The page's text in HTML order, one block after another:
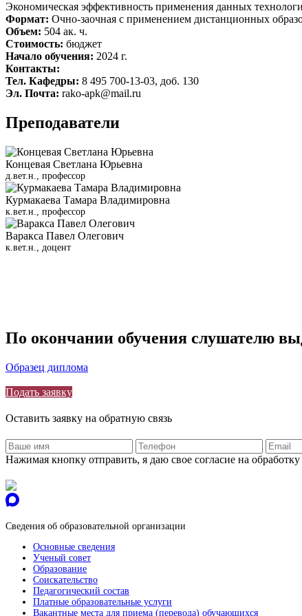
Экономическая эффективность применения данных
Формат: Очно-заочная с применением дистанционных
Объем: 504 ак. ч.
Стоимость: бюджет
Начало обучения: 2024 г.
Контакты:
Тел. Кафедры: 8 495 700-13-03, доб. 130
Эл. Почта: rako-apk@mail.ru
Преподаватели
Концевая Светлана Юрьевна
д.вет.н., профессор
Курмакаева Тамара Владимировна
к.вет.н., профессор
Варакса Павел Олегович
к.вет.н., доцент
По окончании обучения слушателю
Образец диплома
Подать заявку
Оставить заявку на обратную связь
Нажимая кнопку отправить, я даю свое согласие на
Сведения об образовательной организации
Основные сведения
Ученый совет
Образование
Соискательство
Педагогический состав
Платные образовательные услуги
Вакантные места для приема (перевода) обучающихся